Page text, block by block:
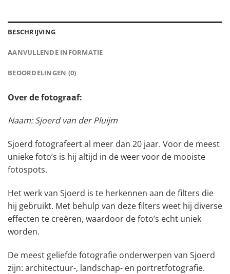
BESCHRIJVING
AANVULLENDE INFORMATIE
BEOORDELINGEN (0)
Over de fotograaf:
Naam: Sjoerd van der Pluijm
Sjoerd fotografeert al meer dan 20 jaar. Voor de meest
unieke foto’s is hij altijd in de weer voor de mooiste
fotospots.
Het werk van Sjoerd is te herkennen aan de filters die
hij gebruikt. Met behulp van deze filters weet hij diverse
effecten te creëren, waardoor de foto’s echt uniek
worden.
De meest geliefde fotografie onderwerpen van Sjoerd
zijn: architectuur-, landschap- en portretfotografie.